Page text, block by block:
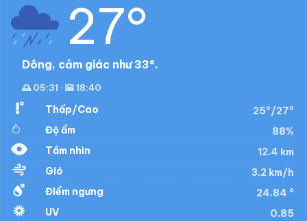
27°
Dông, cảm giác như 33°.
🌅 05:31 · 🌇 18:40
Thấp/Cao
25°/27°
Độ ẩm
88%
Tầm nhìn
12.4 km
Gió
3.2 km/h
Điểm ngưng
24.84 °
UV
0.85